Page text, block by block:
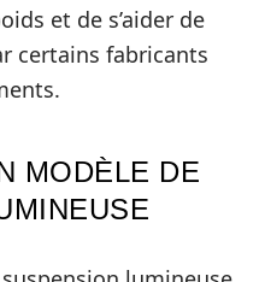
et de s’aider de
certains fabricants
MODÈLE DE